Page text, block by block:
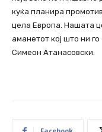
куќа планира
цела Европа. Нашата
аманетот кој што ни
Симеон Атанасовски.